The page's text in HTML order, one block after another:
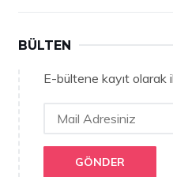
BÜLTEN
E-bültene kayıt olarak
GÖNDER